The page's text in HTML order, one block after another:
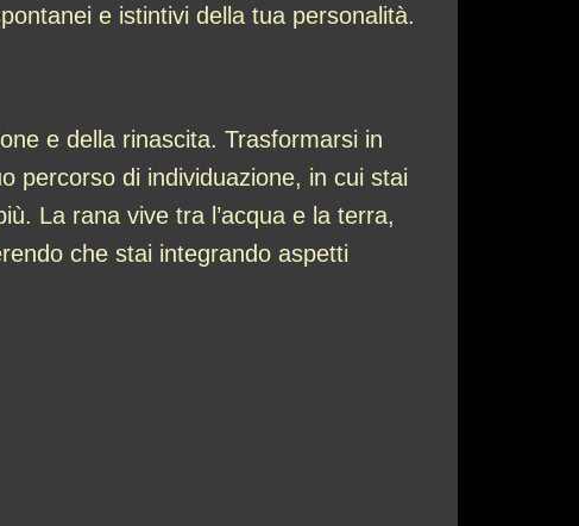
e istintivi della tua personalità.
e della rinascita. Trasformarsi in
percorso di individuazione, in cui stai
La rana vive tra l’acqua e la terra,
che stai integrando aspetti